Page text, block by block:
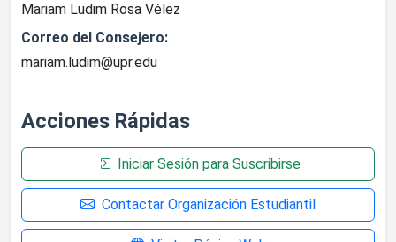
Mariam Ludim Rosa Vélez
Correo del Consejero:
mariam.ludim@upr.edu
Acciones Rápidas
Iniciar Sesión para Suscribirse
Contactar Organización Estudiantil